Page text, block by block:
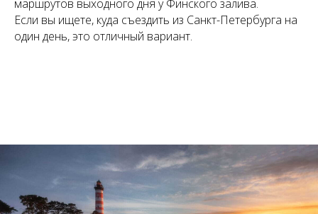
маршрутов выходного дня у Финского залива.
Если вы ищете, куда съездить из Санкт-Петербурга на
один день, это отличный вариант.